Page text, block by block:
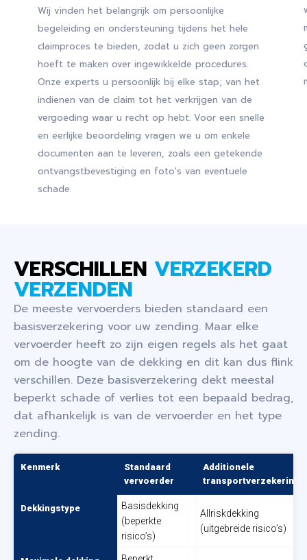
Wij vinden het belangrijk om persoonlijke
begeleiding en ondersteuning tijdens het hele
claimproces te bieden, zodat u zich geen zorgen
hoeft te maken over ingewikkelde procedures.
Onze experts u persoonlijk bij elke stap; van het
indienen van de claim tot het verkrijgen van de
vergoeding waar u recht op hebt. Voor een snelle
en eerlijke beoordeling vragen we u om enkele
documenten aan te leveren, zoals een getekende
ontvangstbevestiging en foto's van eventuele
schade.
VERSCHILLEN VERZEKERD
VERZENDEN
De meeste vervoerders bieden standaard een
basisverzekering voor uw zending. Maar elke
vervoerder heeft zo zijn eigen regels als het gaat
om de hoogte van de dekking en dit kan dus flink
verschillen. Deze basisverzekering dekt meestal
beperkt schade of verlies tot een bepaald bedrag,
dat afhankelijk is van de vervoerder en het type
zending.
Kenmerk
Standaard
vervoerder
Additionele
transportverzekering
Dekkingstype
Basisdekking
(beperkte
risico’s)
Allriskdekking
(uitgebreide risico’s)